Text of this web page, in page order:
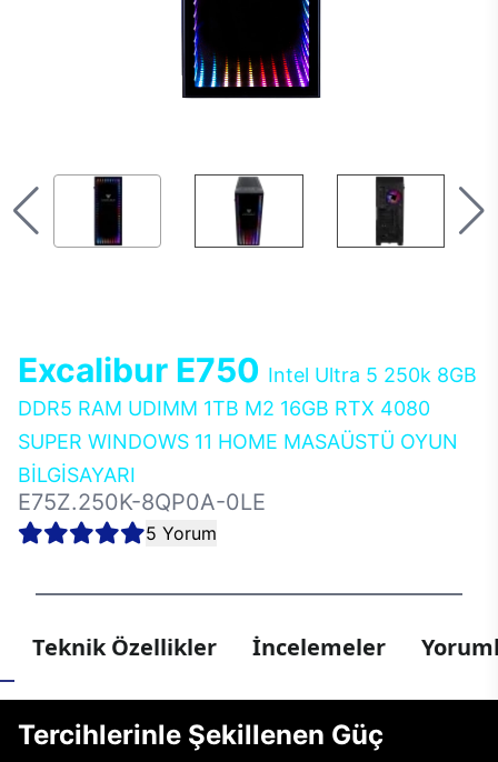
Excalibur E750 Intel Ultra 5 250k 8GB
DDR5 RAM UDIMM 1TB M2 16GB RTX 4080
SUPER WINDOWS 11 HOME MASAÜSTÜ OYUN
BİLGİSAYARI
E75Z.250K-8QP0A-0LE
5 Yorum
Teknik Özellikler İncelemeler
Tercihlerinle Şekillenen Güç